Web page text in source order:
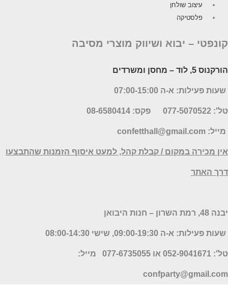
עיצוב שולחן
פלסטיקה
– יבוא ושיווק מוצרי מסיבה
5, לוד – מחסן ומשרדים
שעות פעילות: א-ה 07:00-15:00
077-5070522 פקס: 08-6580414
confetthall@gmail.com
מכירה במקום / קבלת קהל, למעט איסוף הזמנות שהתבצעו
האתר
רמת השרון – חנות היבואן
שעות פעילות: א-ה 09:00-19:30, שישי 08:00-14:30
9041671 או 077-6735055 מייל:
confparty